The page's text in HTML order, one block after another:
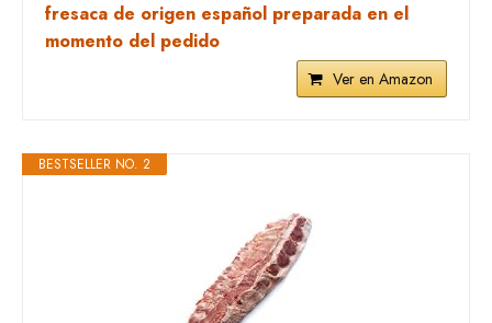
fresaca de origen español preparada en el
momento del pedido
Ver en Amazon
BESTSELLER NO. 2